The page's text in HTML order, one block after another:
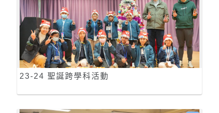
23-24 聖誕跨學科活動